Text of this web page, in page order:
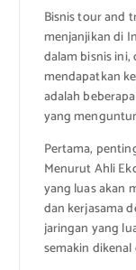
Bisnis tour and
menjanjikan di
dalam bisnis
mendapatkan
adalah
yang
Pertama,
Menurut Ahli
yang luas akan
dan kerjasama
jaringan yang
semakin